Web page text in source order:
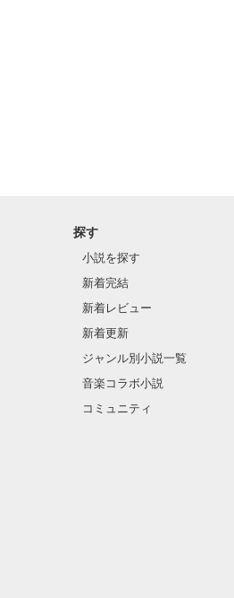
探す
小説を探す
新着完結
新着レビュー
新着更新
ジャンル別小説一覧
音楽コラボ小説
コミュニティ